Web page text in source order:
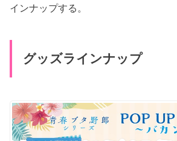
インナップする。
グッズラインナップ